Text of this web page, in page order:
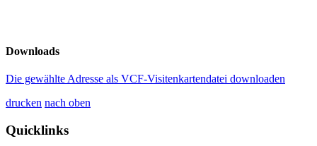
Downloads
Die gewählte Adresse als VCF-Visitenkartendatei downloaden
drucken nach oben
Quicklinks